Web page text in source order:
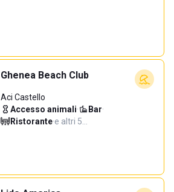
Ghenea Beach Club
Aci Castello
Accesso animali· Bar·
Ristorante·e altri 5…